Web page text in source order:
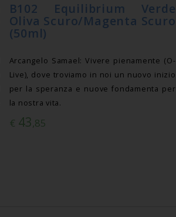
B102 Equilibrium Verde
Oliva Scuro/Magenta Scuro
(50ml)
Arcangelo Samael: Vivere pienamente (O-
Live), dove troviamo in noi un nuovo inizio
per la speranza e nuove fondamenta per
la nostra vita.
€ 43,85